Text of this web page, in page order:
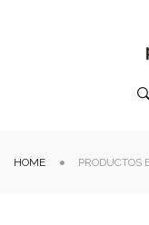
HOME PRODUCTOS